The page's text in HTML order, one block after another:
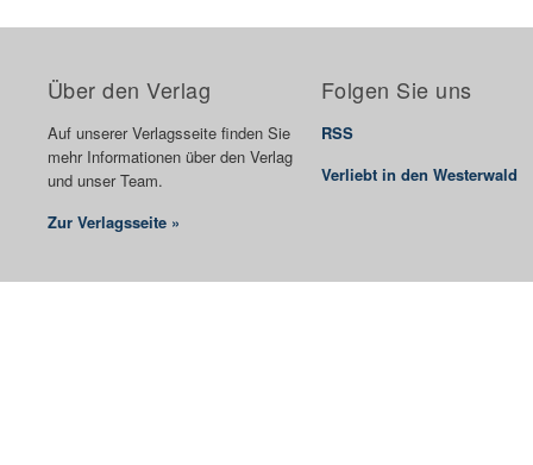
Über den Verlag
Auf unserer Verlagsseite finden Sie
mehr Informationen über den Verlag
und unser Team.
Zur Verlagsseite »
Folgen Sie uns
RSS
Verliebt in den Westerwald